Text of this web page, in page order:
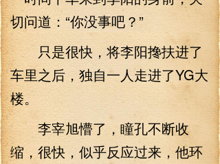
切问道：“你没事吧？”
只是很快，将李阳搀扶进了
车里之后，独自一人走进了YG大
楼。
李宰旭懵了，瞳孔不断收
缩，很快，似乎反应过来，他环